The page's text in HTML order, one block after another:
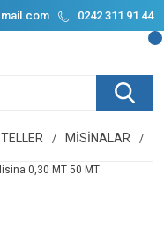
0242 311 91 44
MİSİNALAR